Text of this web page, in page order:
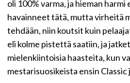
oli 100% varma, ja hieman
havainneet tätä, mutta virheitä
tehdään, niin koutsit kuin
eli kolme pistettä saatiin, ja
mielenkiintoisia haasteita, kun
mestarisuosikeista ensin Classic